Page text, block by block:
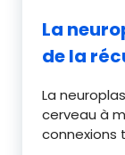
La
de la
La
cerveau à
connexions